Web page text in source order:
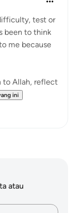
test or
been to think
me because
to Allah, reflect
ini
atau